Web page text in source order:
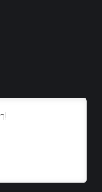
Tập 36